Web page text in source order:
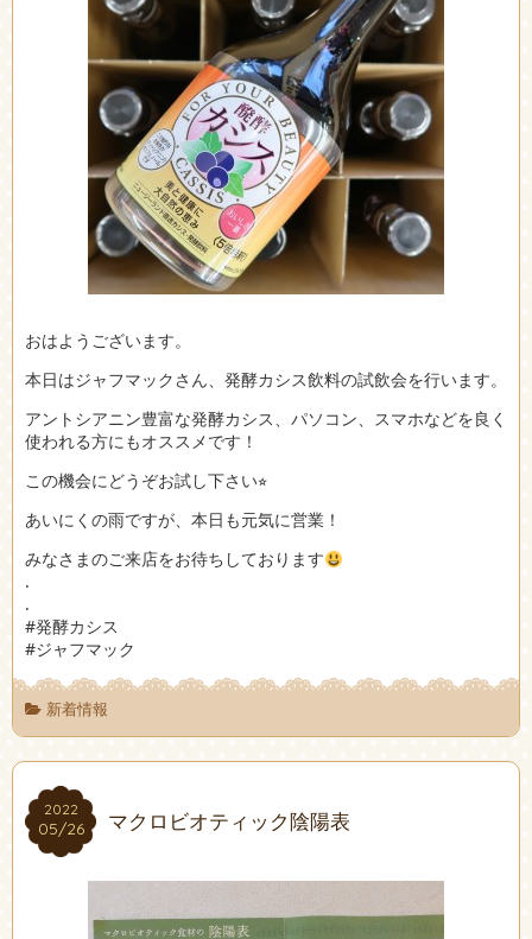
おはようございます。
本日はジャフマックさん、発酵カシス飲料の試飲会を行います。
アントシアニン豊富な発酵カシス、パソコン、スマホなどを良く
使われる方にもオススメです！
この機会にどうぞお試し下さい⭐︎
あいにくの雨ですが、本日も元気に営業！
みなさまのご来店をお待ちしております
.
.
#発酵カシス
#ジャフマック
新着情報
2022
05/26
2022
05/26 マクロビオティック陰陽表